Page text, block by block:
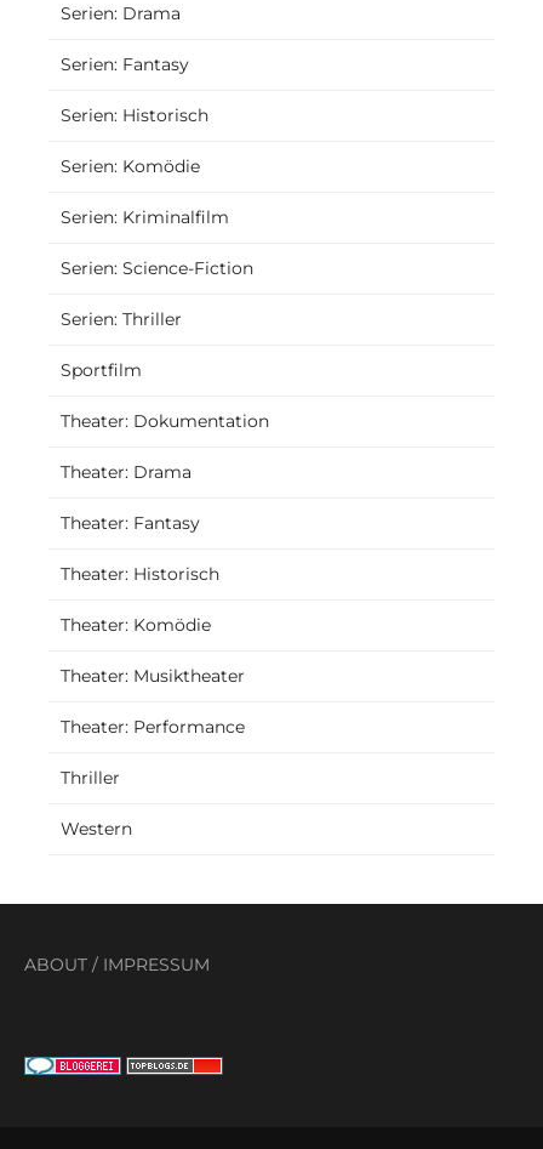
Serien: Drama
Serien: Fantasy
Serien: Historisch
Serien: Komödie
Serien: Kriminalfilm
Serien: Science-Fiction
Serien: Thriller
Sportfilm
Theater: Dokumentation
Theater: Drama
Theater: Fantasy
Theater: Historisch
Theater: Komödie
Theater: Musiktheater
Theater: Performance
Thriller
Western
ABOUT / IMPRESSUM